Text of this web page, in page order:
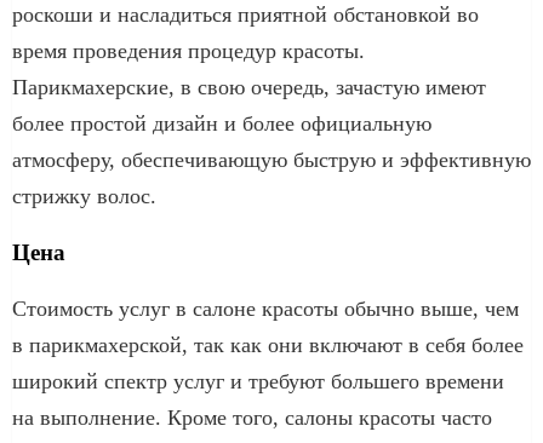
роскоши и насладиться приятной обстановкой во
время проведения процедур красоты.
Парикмахерские, в свою очередь, зачастую имеют
более простой дизайн и более официальную
атмосферу, обеспечивающую быструю и эффективную
стрижку волос.
Цена
Стоимость услуг в салоне красоты обычно выше, чем
в парикмахерской, так как они включают в себя более
широкий спектр услуг и требуют большего времени
на выполнение. Кроме того, салоны красоты часто